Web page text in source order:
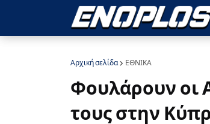
Αρχική σελίδα ΕΘΝΙΚΑ
Φουλάρουν οι
τους στην